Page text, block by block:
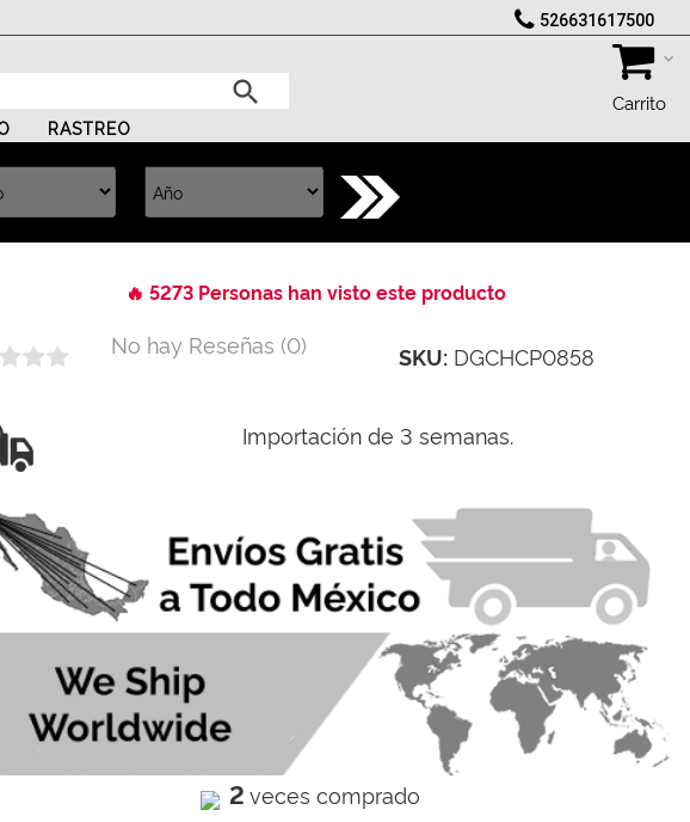
526631617500
RASTREO
Carrito
🔥 5273 Personas han visto este producto
No hay Reseñas (0) SKU: DGCHCP0858
Importación de 3 semanas.
2 veces comprado